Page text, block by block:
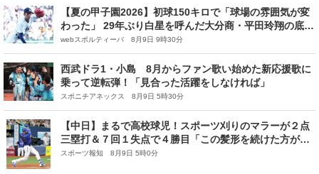
【夏の甲子園2026】初球150キロで「球場の雰囲気が変
わった」 29年ぶり白星を呼んだ大分商・平田玲翔の底知
れぬ才能
webスポルティーバ 8月9日 9時30分
西武ドラ1・小島 8月からファン歌い始めた新応援歌に
乗って逆転弾！「見合った活躍をしなければ」
スポニチアネックス 8月9日 5時30分
【中日】まるで高校球児！スポーツ刈りのマラーが２点
三塁打＆７回１失点で４勝目「この髪形を続けた方がい
いかもしれないね」チームは今季初の５連勝
スポーツ報知 8月9日 5時0分